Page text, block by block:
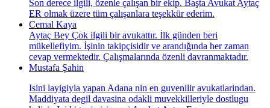
Son derece ilgili, özenle çalışan bir ekip. Başta Avukat Aytaç
ER olmak üzere tüm çalışanlara teşekkür ederim.
Cemal Kaya
Aytaç Bey Çok ilgili bir avukattır. İlk günden beri
mükellefiyim. İşinin takipçisidir ve arandığında her zaman
cevap vermektedir. Çalışmalarında özenli davranmaktadır.
Mustafa Şahin
Isini layigiyla yapan Adana nin en guvenilir avukatlarindan.
Maddiyata degil davasina odakli muvekkilleriyle dostlugu